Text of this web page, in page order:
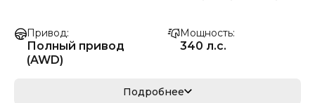
Привод
Полный привод
(AWD)
Мощность
340 л.с.
250 кВ
Подробнее